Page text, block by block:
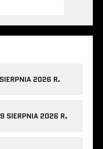
2026 R.
SIERPNIA 2026 R.